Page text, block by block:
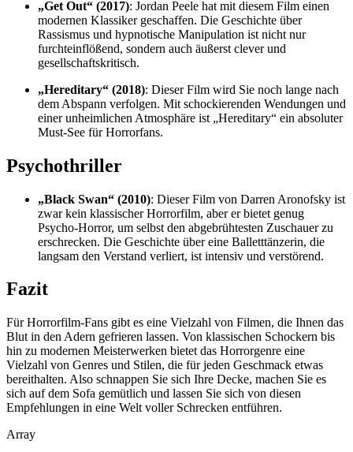
„Get Out“ (2017): Jordan Peele hat mit diesem Film einen
modernen Klassiker geschaffen. Die Geschichte über
Rassismus und hypnotische Manipulation ist nicht nur
furchteinflößend, sondern auch äußerst clever und
gesellschaftskritisch.
„Hereditary“ (2018): Dieser Film wird Sie noch lange nach
dem Abspann verfolgen. Mit schockierenden Wendungen und
einer unheimlichen Atmosphäre ist „Hereditary“ ein absoluter
Must-See für Horrorfans.
Psychothriller
„Black Swan“ (2010): Dieser Film von Darren Aronofsky ist
zwar kein klassischer Horrorfilm, aber er bietet genug
Psycho-Horror, um selbst den abgebrühtesten Zuschauer zu
erschrecken. Die Geschichte über eine Balletttänzerin, die
langsam den Verstand verliert, ist intensiv und verstörend.
Fazit
Für Horrorfilm-Fans gibt es eine Vielzahl von Filmen, die Ihnen das
Blut in den Adern gefrieren lassen. Von klassischen Schockern bis
hin zu modernen Meisterwerken bietet das Horrorgenre eine
Vielzahl von Genres und Stilen, die für jeden Geschmack etwas
bereithalten. Also schnappen Sie sich Ihre Decke, machen Sie es
sich auf dem Sofa gemütlich und lassen Sie sich von diesen
Empfehlungen in eine Welt voller Schrecken entführen.
Array